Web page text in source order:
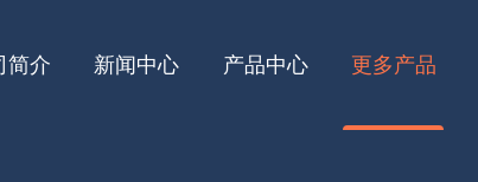
简介 新闻中心 产品中心 更多产品